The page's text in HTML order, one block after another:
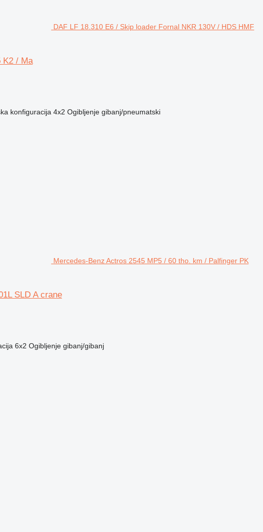
DAF LF 18.310 E6 / Skip loader Fornal NKR 130V / HDS HMF
K2 / Ma
konfiguracija 4x2 Ogibljenje gibanj/pneumatski
Mercedes-Benz Actros 2545 MP5 / 60 tho. km / Palfinger PK
SLD A crane
6x2 Ogibljenje gibanj/gibanj